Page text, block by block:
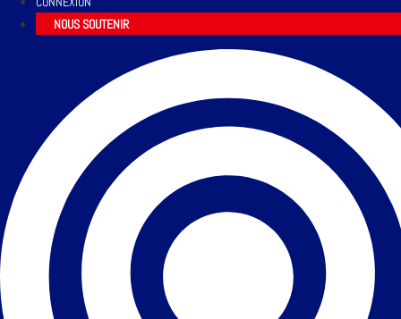
NOUS SOUTENIR